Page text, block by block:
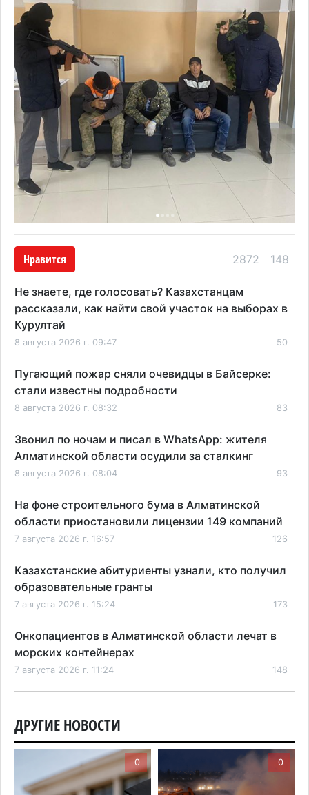
Нравится 2872 148
Не знаете, где голосовать? Казахстанцам
рассказали, как найти свой участок на выборах в
Курултай
8 августа 2026 г. 09:47 50
Пугающий пожар сняли очевидцы в Байсерке:
стали известны подробности
8 августа 2026 г. 08:32 83
Звонил по ночам и писал в WhatsApp: жителя
Алматинской области осудили за сталкинг
8 августа 2026 г. 08:04 93
На фоне строительного бума в Алматинской
области приостановили лицензии 149 компаний
7 августа 2026 г. 16:57 126
Казахстанские абитуриенты узнали, кто получил
образовательные гранты
7 августа 2026 г. 15:24 173
Онкопациентов в Алматинской области лечат в
морских контейнерах
7 августа 2026 г. 11:24 148
отходы: пожар охватил 300 квадратных метров
карьера
7 августа 2026 г. 09:52 183
Жители Алматы и Алматинской области смогут
ДРУГИЕ НОВОСТИ
0 0